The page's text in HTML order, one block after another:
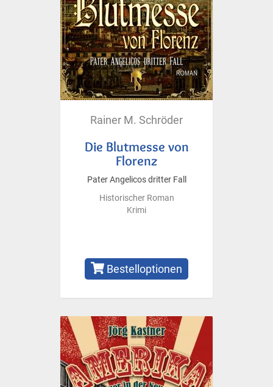
Rainer M. Schröder
Die Blutmesse von
Florenz
Pater Angelicos dritter Fall
Historischer Roman
Krimi
Bestelloptionen